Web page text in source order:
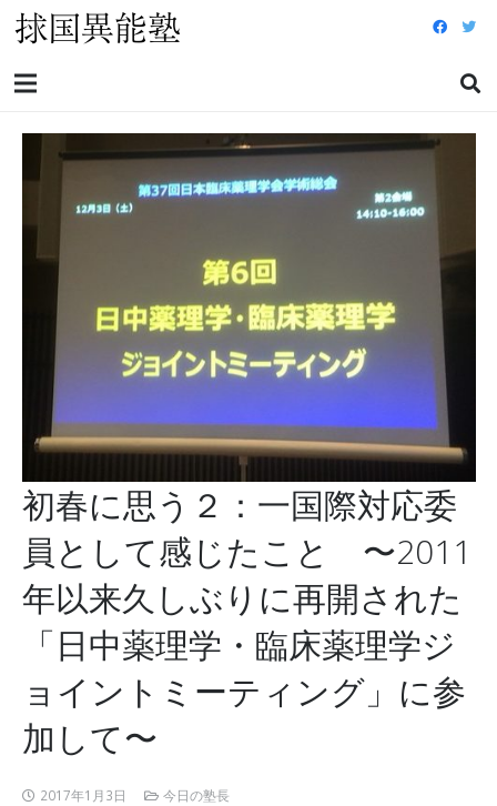
初春に思う２：一国際対応委
員として感じたこと 〜2011
年以来久しぶりに再開された
「日中薬理学・臨床薬理学ジ
ョイントミーティング」に参
加して〜
2017年1月3日 今日の塾長